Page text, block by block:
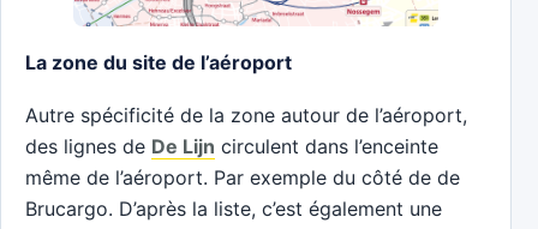
La zone du site de l’aéroport
Autre spécificité de la zone autour de l’aéroport,
des lignes de De Lijn circulent dans l’enceinte
même de l’aéroport. Par exemple du côté de de
Brucargo. D’après la liste, c’est également une